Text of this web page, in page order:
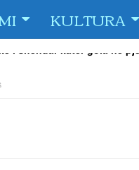
KULTURA
i shënuar katër gola në